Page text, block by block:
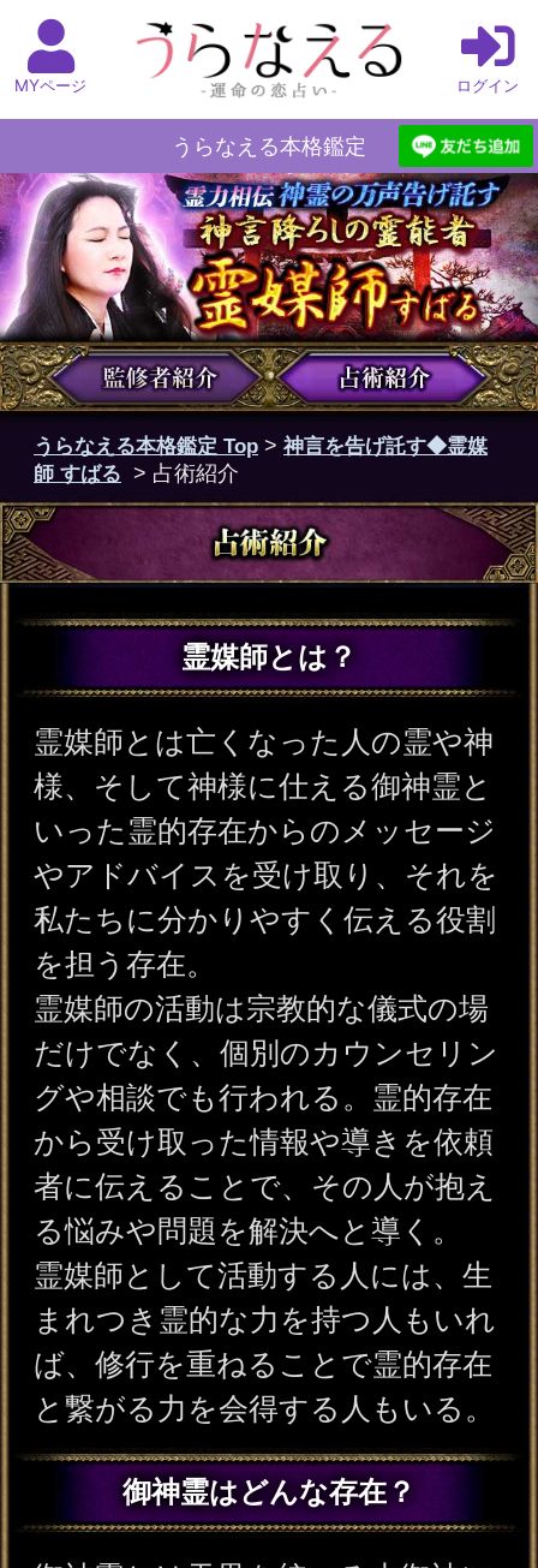
MYページ ログイン
うらなえる本格鑑定
うらなえる本格鑑定 Top>神言を告げ託す◆霊媒
師 すばる > 占術紹介
霊媒師とは？
霊媒師とは亡くなった人の霊や神
様、そして神様に仕える御神霊と
いった霊的存在からのメッセージ
やアドバイスを受け取り、それを
私たちに分かりやすく伝える役割
を担う存在。
だけでなく、個別のカウンセリン
グや相談でも行われる。霊的存在
から受け取った情報や導きを依頼
者に伝えることで、その人が抱え
る悩みや問題を解決へと導く。
霊媒師として活動する人には、生
まれつき霊的な力を持つ人もいれ
ば、修行を重ねることで霊的存在
と繋がる力を会得する人もいる。
御神霊はどんな存在？
御神霊とは天界を統べる大御神に
代わって下界へ降り立ち、現世で
起きている出来事を天へと伝え
る“伝達役”を担う霊的存在。例え
ば狛犬様やお稲荷様など多くの御
神霊が存在し、それぞれに“固有の
力”や“得意とする働き”がある。御
神霊はその力に応じて、大御神か
ら託された「今すべきこと」「避
けるべきこと」といった導きを
るよう働きかける。
御神霊は滅多に人前に姿を見せな
いが、霊感の鋭い人や強い信仰心